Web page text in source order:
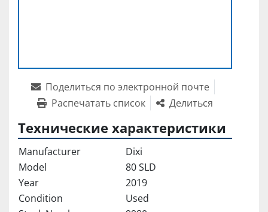
Поделиться по электронной почте
Распечатать список
Делиться
Технические характеристики
Manufacturer
Dixi
Model
80 SLD
Year
2019
Condition
Used